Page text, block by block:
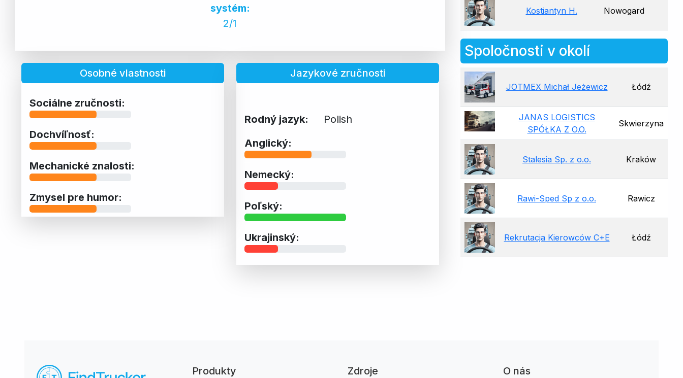
systém:
2/1
Osobné vlastnosti
Sociálne zručnosti:
Dochvíľnosť:
Mechanické znalosti:
Zmysel pre humor:
Jazykové zručnosti
Rodný jazyk:
Polish
Anglický:
Nemecký:
Poľský:
Ukrajinský:
Kostiantyn H. Nowogard
Spoločnosti v okolí
JOTMEX Michał Jeżewicz Łódź
JANAS LOGISTICS
SPÓŁKA Z O.O.
Skwierzyna
Stalesia Sp. z o.o. Kraków
Rawi-Sped Sp z o.o. Rawicz
Rekrutacja Kierowców C+E Łódź
Produkty
Zdroje
O nás